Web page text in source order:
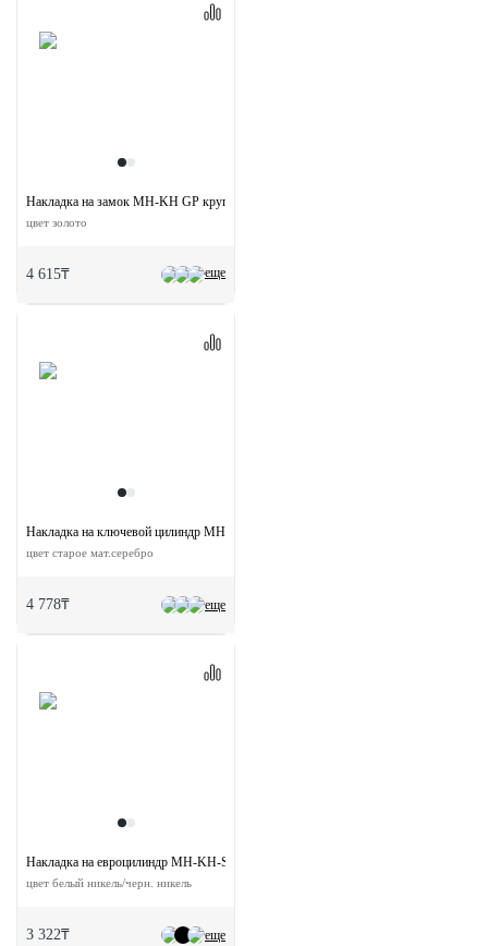
еще
Накладка на замок MH-KH GP круглая под ероцилиндр
цвет золото
4 615₸
еще
Накладка на ключевой цилиндр MH-KH-CLASSIC OMS круглая
цвет старое мат.серебро
4 778₸
еще
Накладка на евроцилиндр MH-KH-S SN/BN квадратная
цвет белый никель/черн. никель
3 322₸